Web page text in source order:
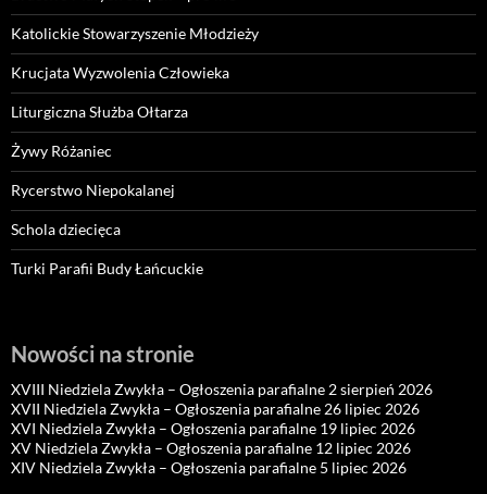
Katolickie Stowarzyszenie Młodzieży
Krucjata Wyzwolenia Człowieka
Liturgiczna Służba Ołtarza
Żywy Różaniec
Rycerstwo Niepokalanej
Schola dziecięca
Turki Parafii Budy Łańcuckie
Nowości na stronie
XVIII Niedziela Zwykła – Ogłoszenia parafialne 2 sierpień 2026
XVII Niedziela Zwykła – Ogłoszenia parafialne 26 lipiec 2026
XVI Niedziela Zwykła – Ogłoszenia parafialne 19 lipiec 2026
XV Niedziela Zwykła – Ogłoszenia parafialne 12 lipiec 2026
XIV Niedziela Zwykła – Ogłoszenia parafialne 5 lipiec 2026